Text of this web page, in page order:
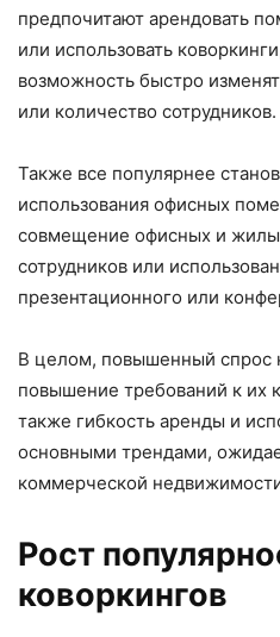
предпочитают арендовать
или использовать
возможность быстро
или количество сотрудников.
Также все популярнее
использования офисных
совмещение офисных и
сотрудников или
презентационного или
В целом, повышенный спрос
повышение требований к их
также гибкость аренды и
основными трендами,
коммерческой
Рост
коворкингов